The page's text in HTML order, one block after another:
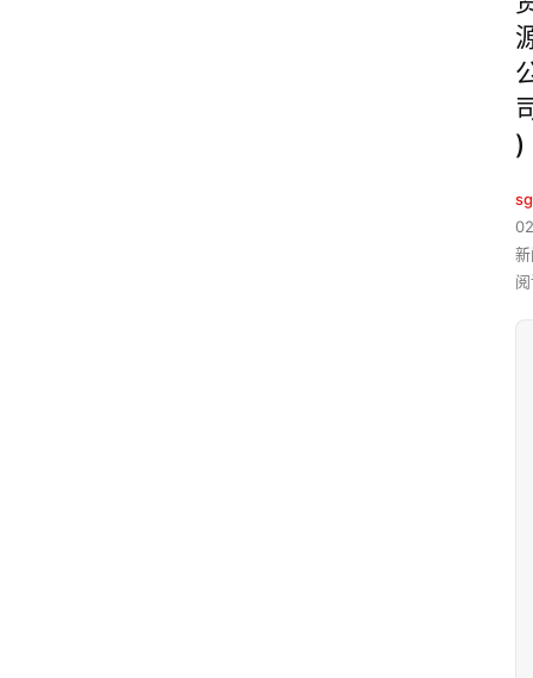
)